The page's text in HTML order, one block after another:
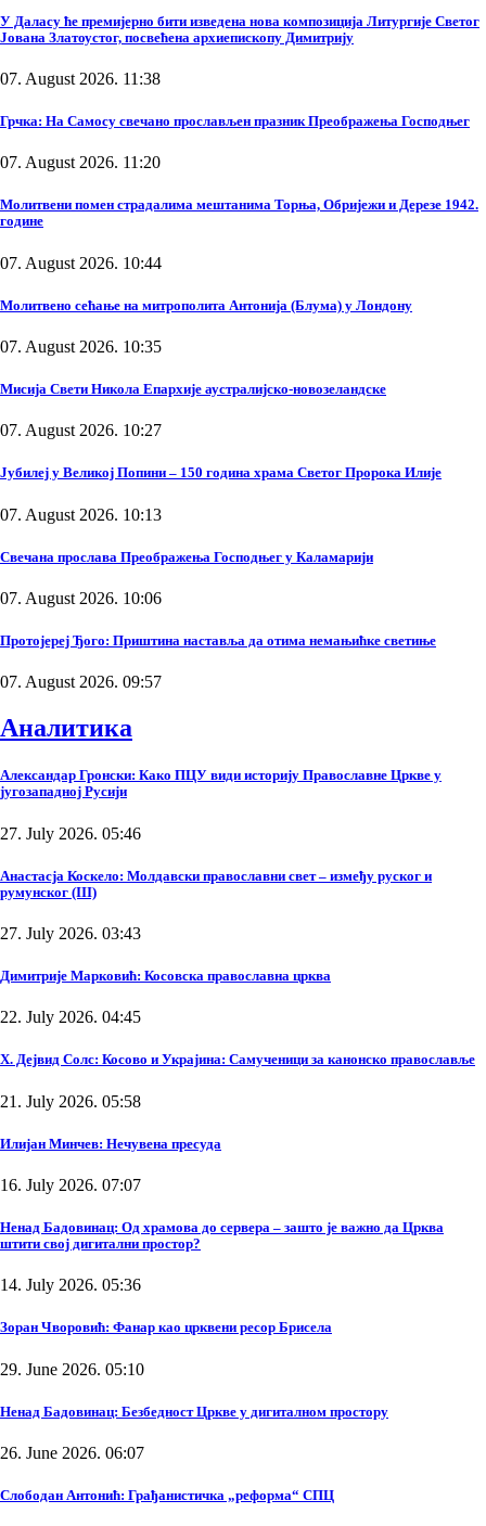
У Даласу ће премијерно бити изведена нова композиција Литургије Светог
Јована Златоустог, посвећена архиепископу Димитрију
07. August 2026. 11:38
Грчка: На Самосу свечано прослављен празник Преображења Господњег
07. August 2026. 11:20
Молитвени помен страдалима мештанима Торња, Обријежи и Дерезе 1942.
године
07. August 2026. 10:44
Молитвено сећање на митрополита Антонија (Блума) у Лондону
07. August 2026. 10:35
Мисија Свети Никола Епархије аустралијско-новозеландске
07. August 2026. 10:27
Јубилеј у Великој Попини – 150 година храма Светог Пророка Илије
07. August 2026. 10:13
Свечана прослава Преображења Господњег у Каламарији
07. August 2026. 10:06
Протојереј Ђого: Приштина наставља да отима немањићке светиње
07. August 2026. 09:57
Аналитика
Александар Гронски: Како ПЦУ види историју Православне Цркве у
југозападној Русији
27. July 2026. 05:46
Анастасја Коскело: Молдавски православни свет – између руског и
румунског (III)
27. July 2026. 03:43
Димитрије Марковић: Косовска православна црква
22. July 2026. 04:45
Х. Дејвид Солс: Косово и Украјина: Самученици за канонско православље
21. July 2026. 05:58
Илијан Минчев: Нечувена пресуда
16. July 2026. 07:07
Ненад Бадовинац: Од храмова до сервера – зашто је важно да Црква
штити свој дигитални простор?
14. July 2026. 05:36
Зоран Чворовић: Фанар као црквени ресор Брисела
29. June 2026. 05:10
Ненад Бадовинац: Безбедност Цркве у дигиталном простору
26. June 2026. 06:07
Слободан Антонић: Грађанистичка „реформа“ СПЦ